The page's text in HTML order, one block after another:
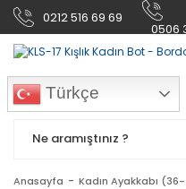
0212 516 69 69
0506
Türkçe
Anasayfa Kadın Ayakkabı